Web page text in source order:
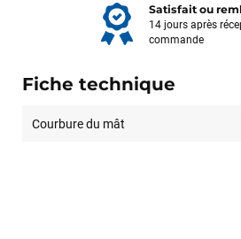
Satisfait ou
14 jours après
commande
Fiche technique
Courbure du mât